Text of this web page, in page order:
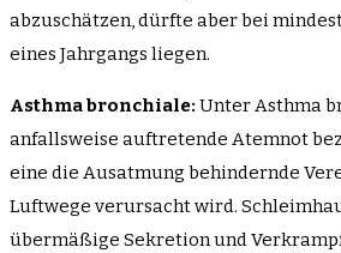
abzuschätzen, dürfte aber bei
eines Jahrgangs liegen.
Asthma bronchiale: Unter Asthma
anfallsweise auftretende Atemnot
eine die Ausatmung behindernde
Luftwege verursacht wird.
übermäßige Sekretion und